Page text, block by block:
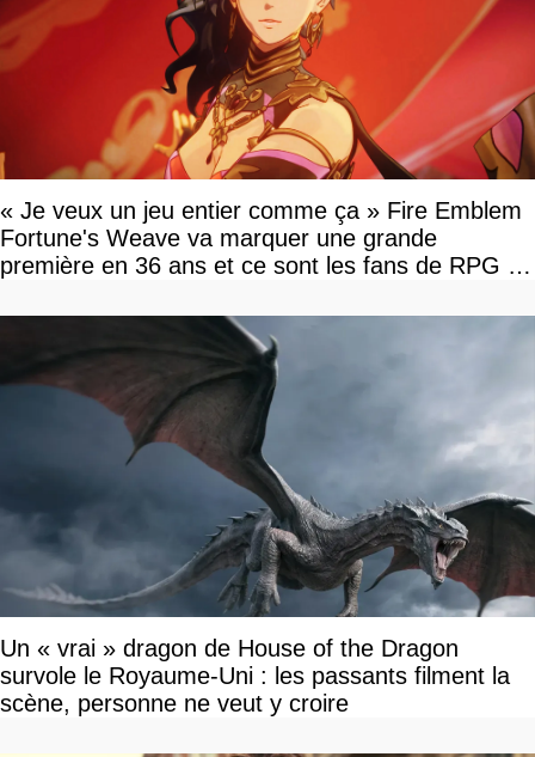
« Je veux un jeu entier comme ça » Fire Emblem
Fortune's Weave va marquer une grande
première en 36 ans et ce sont les fans de RPG en
Un « vrai » dragon de House of the Dragon
survole le Royaume-Uni : les passants filment la
scène, personne ne veut y croire